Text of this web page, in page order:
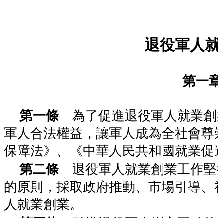
退役軍人
第一
第一條
為了促進退役軍人就業
軍人合法權益，讓軍人成為全社會
保障法》、《中華人民共和國就業
第二條
退役軍人就業創業工作
的原則，採取政府推動、市場引導
人就業創業。